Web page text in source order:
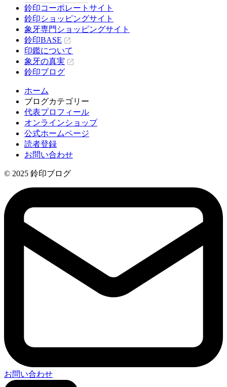
鈴印コーポレートサイト
鈴印ショッピングサイト
象牙専門ショッピングサイト
鈴印BASE
印鑑について
象牙の真実
鈴印ブログ
ホーム
ブログカテゴリー
代表プロフィール
オンラインショップ
公式ホームページ
読者登録
お問い合わせ
© 2025 鈴印ブログ
お問い合わせ